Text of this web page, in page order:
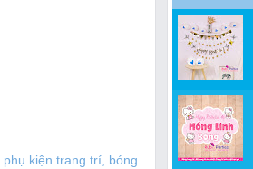
phụ kiện trang trí, bóng